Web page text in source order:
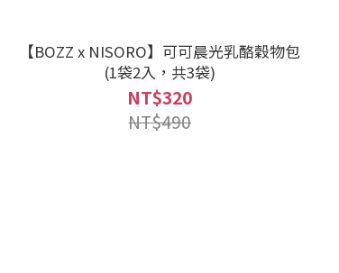
【BOZZ x NISORO】可可晨光乳酪穀物包
(1袋2入，共3袋)
NT$320
NT$490